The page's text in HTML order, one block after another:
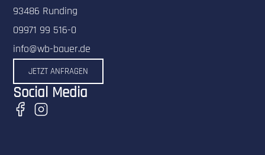
93486 Runding
09971 99 516-0
info@wb-bauer.de
JETZT ANFRAGEN
Social Media